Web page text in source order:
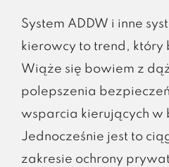
System ADDW i inne
kierowcy to trend, który
Wiąże się bowiem z
polepszenia
wsparcia kierujących w
Jednocześnie jest to
zakresie ochrony